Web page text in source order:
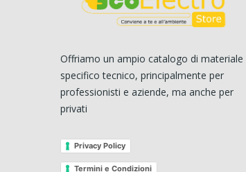
Offriamo un ampio catalogo di materiale
specifico tecnico, principalmente per
professionisti e aziende, ma anche per
privati
Privacy Policy
Termini e Condizioni